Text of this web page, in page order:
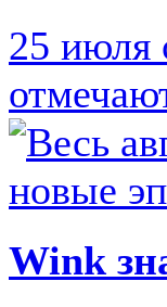
25 июля
Wink